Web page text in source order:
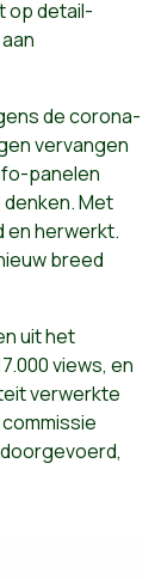
op detail-
de corona-
vervangen
panelen
Met
en herwerkt.
breed
uit het
views, en
verwerkte